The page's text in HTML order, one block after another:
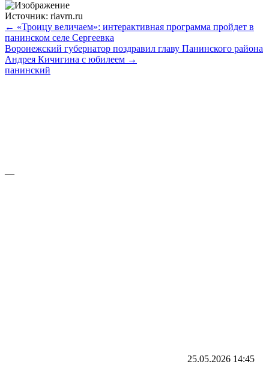
Источник: riavrn.ru
← «Троицу величаем»: интерактивная программа пройдет в
панинском селе Сергеевка
Воронежский губернатор поздравил главу Панинского района
Андрея Кичигина с юбилеем →
панинский
—
25.05.2026 14:45